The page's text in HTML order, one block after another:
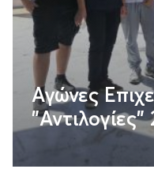
Αγώνες
"Αντιλογίες"